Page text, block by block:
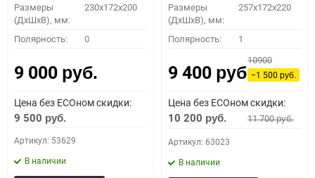
Размеры
(ДхШхВ), мм:
230x172x200
Полярность: 0
9 000 руб.
Цена без ECOном скидки:
9 500 руб.
Артикул: 53629
В наличии
Размеры
(ДхШхВ), мм:
257x172x220
Полярность: 1
9 400 руб.
10900
−1 500руб.
Цена без ECOном скидки:
10 200 руб. 11 700руб.
Артикул: 63023
В наличии